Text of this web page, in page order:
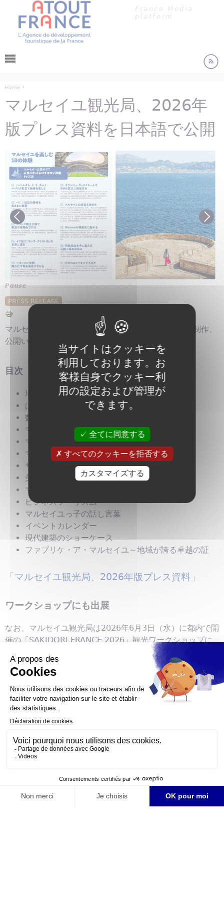
Jump to navigationFrance Media
platform
You are here
Home ›
マルセイユ観光局、2026年
版プレス資料を日本語で公開
Pause
PRESS RELEASE
マルセイユ観光局は2026年のプレス資料を日本語で制作、
公開いたしました。ぜひご参照ください。
目次
地図
はじめに
数字で見るマルセイユ
マルセイユとその歴史
マルセイユを愉しむ10の体験
マルセイユ、文化の息吹を感じる街
サステナブル・ツーリズム
美食の街、マルセイユ
マルセイユ・エクスペリエンス
ビジネスツーリズム
マルセイユっ子の話し言葉
イベントカレンダー
現代建築のショーケース
ファブリケ・ア・マルセイユ～地域が誇る卓越の証
「マルセイユ観光局、2026年版プレス資料」
ワークショップにも出展
なお、マルセイユ観光局は2026年6月3日（水）に都内で開
催の「SAKIDORI FRANCE 2026」観光ワークショップに
出展いたします。ワークショップへの参加お申込みがまだ
の方はこちらからどうぞ。
Contact
presse.jp@atout-france.fr
クッキー利用の管理について
当サイトはクッキーを
利用しております。お
客様自身でクッキー利
用の設定および管理が
できます。
全てに同意する
すべてのクッキーを拒否する
カスタマイズする